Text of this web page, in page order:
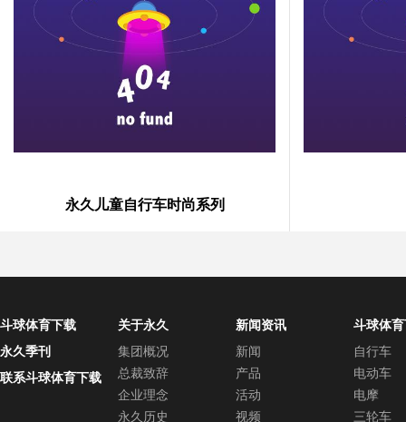
永久儿童自行车时尚系列
斗球体育下载
永久季刊
联系斗球体育下载
关于永久
集团概况
总裁致辞
企业理念
永久历史
新闻资讯
新闻
产品
活动
视频
斗球体
中心
自行车
电动车
电摩
三轮车